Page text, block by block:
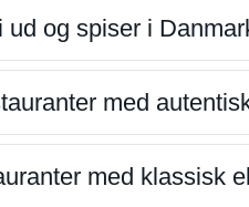
og spiser i
med
med klassisk